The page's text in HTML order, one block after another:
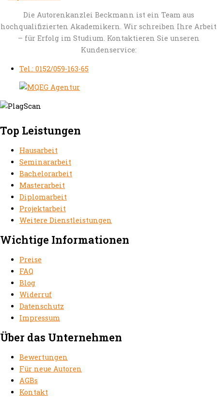
Die Autorenkanzlei Beckmann ist ein Team aus
hochqualifizierten Akademikern. Wir schreiben Ihre Arbeit
– für Erfolg im Studium. Kontaktieren Sie unseren
Kundenservice:
Tel.: 0152/059-163-65
Top Leistungen
Hausarbeit
Seminararbeit
Bachelorarbeit
Masterarbeit
Diplomarbeit
Projektarbeit
Weitere Dienstleistungen
Wichtige Informationen
Preise
FAQ
Blog
Widerruf
Datenschutz
Impressum
Über das Unternehmen
Bewertungen
Für neue Autoren
AGBs
Kontakt